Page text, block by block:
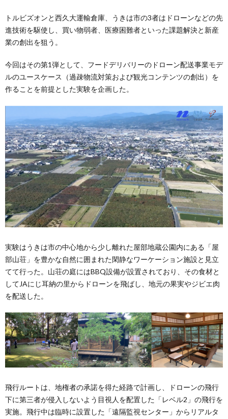
トルビズオンと西久大運輸倉庫、うきは市の3者はドローンなどの先
進技術を駆使し、買い物弱者、医療困難者といった課題解決と新産
業の創出を狙う。
今回はその第1弾として、フードデリバリーのドローン配送事業モデ
ルのユースケース（過疎物流対策および観光コンテンツの創出）を
作ることを前提とした実験を企画した。
実験はうきは市の中心地から少し離れた屋部地蔵公園内にある「屋
部山荘」を豊かな自然に囲まれた閑静なワーケーション施設と見立
てて行った。山荘の庭にはBBQ設備が設置されており、その食材と
してJAにじ耳納の里からドローンを飛ばし、地元の果実やジビエ肉
を配送した。
飛行ルートは、地権者の承諾を得た経路で計画し、ドローンの飛行
下に第三者が侵入しないよう目視人を配置した「レベル2」の飛行を
実施。飛行中は臨時に設置した「遠隔監視センター」からリアルタ